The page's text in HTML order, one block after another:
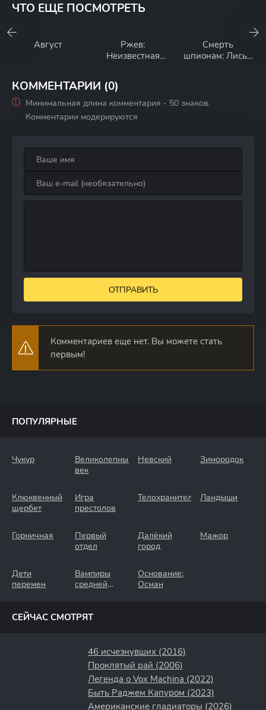
ЧТО ЕЩЕ ПОСМОТРЕТЬ
Август
Ржев:
Неизвестная
Смерть
шпионам: Лисья
КОММЕНТАРИИ (0)
Минимальная длина комментария - 50 знаков.
Комментарии модерируются
ОТПРАВИТЬ
Комментариев еще нет. Вы можете стать
первым!
ПОПУЛЯРНЫЕ
Чукур
Великолепный
век
Невский Зимородок
Клюквенный
щербет
Игра
престолов
Телохранители Ландыши
Горничная
Первый
отдел
Далёкий
город
Мажор
Дети
перемен
Вампиры
средней
Основание:
Осман
СЕЙЧАС СМОТРЯТ
46 исчезнувших (2016)
Проклятый рай (2006)
Легенда о Vox Machina (2022)
Быть Раджем Капуром (2023)
Американские гладиаторы (2026)